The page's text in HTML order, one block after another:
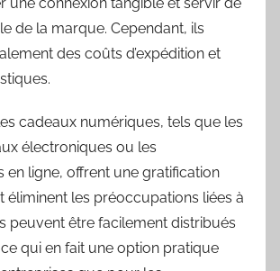
de la marque. Cependant, ils
des coûts d’expédition et
cadeaux numériques, tels que les
électroniques ou les
en ligne, offrent une gratification
éliminent les préoccupations liées à
peuvent être facilement distribués
qui en fait une option pratique